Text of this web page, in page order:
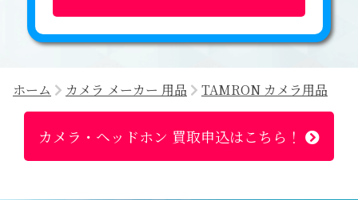
ホーム カメラ メーカー 用品 TAMRON カメラ用品
カメラ・ヘッドホン 買取申込はこちら！